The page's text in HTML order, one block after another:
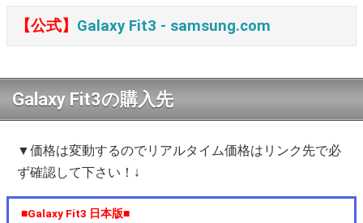
【公式】 Galaxy Fit3 ‐ samsung.com
Galaxy Fit3の購入先
▼価格は変動するのでリアルタイム価格はリンク先で必
ず確認して下さい！↓
■Galaxy Fit3 日本版■